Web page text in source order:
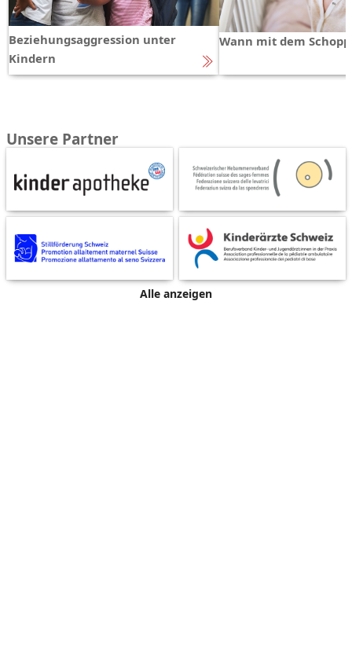
Beziehungsaggression unter
Kindern
Wann mit dem
Unsere Partner
Alle anzeigen